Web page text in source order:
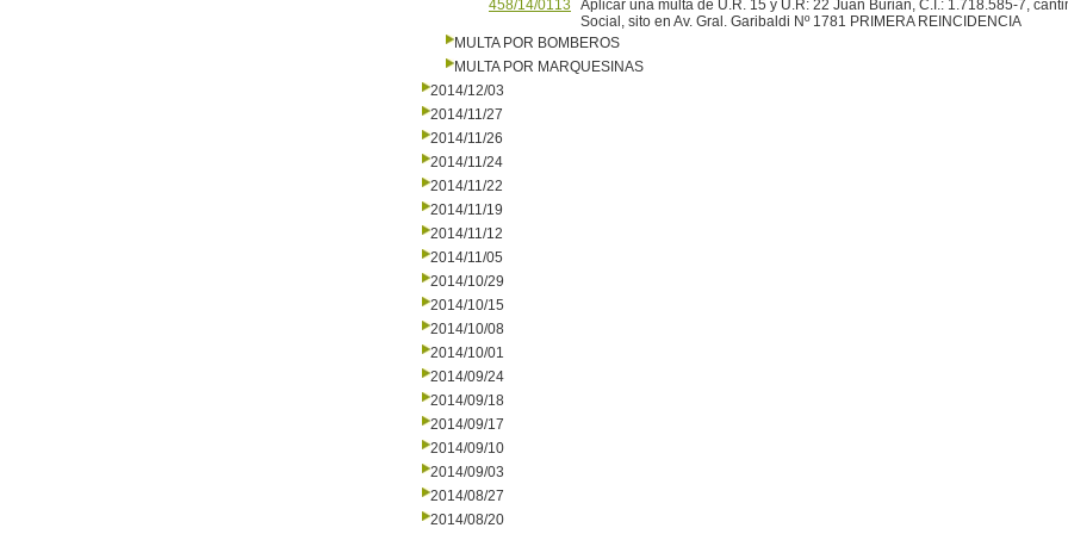
458/14/0113
Aplicar una multa de U.R. 15 y U.R: 22 Juan Burian, C.I.: 1.718.585-7,
Social, sito en Av. Gral. Garibaldi Nº 1781 PRIMERA REINCIDENCIA
MULTA POR BOMBEROS
MULTA POR MARQUESINAS
2014/12/03
2014/11/27
2014/11/26
2014/11/24
2014/11/22
2014/11/19
2014/11/12
2014/11/05
2014/10/29
2014/10/15
2014/10/08
2014/10/01
2014/09/24
2014/09/18
2014/09/17
2014/09/10
2014/09/03
2014/08/27
2014/08/20